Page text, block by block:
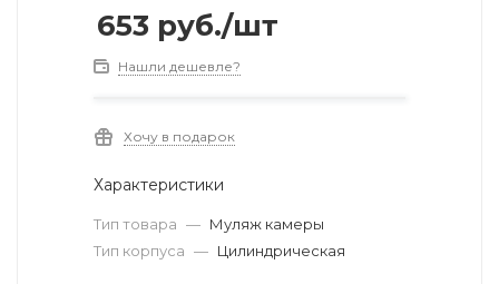
653 руб./шт
Нашли дешевле?
Хочу в подарок
Характеристики
Тип товара — Муляж камеры
Тип корпуса — Цилиндрическая